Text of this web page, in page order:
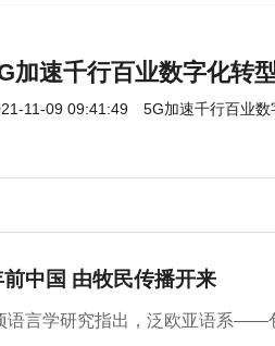
加速千行百业数字化转
11-09 09:41:49 5G加速千行百业
中国 由牧民传播开来
语言学研究指出，泛欧亚语系——